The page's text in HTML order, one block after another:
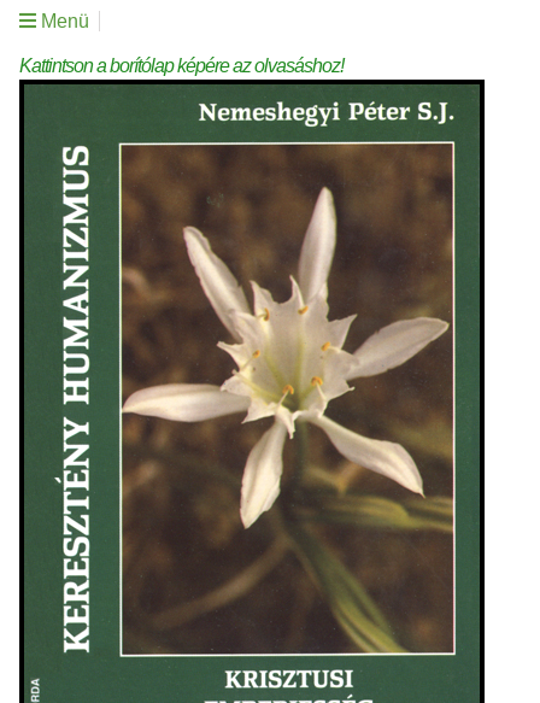
Menü
Kattintson a borítólap képére az olvasáshoz!